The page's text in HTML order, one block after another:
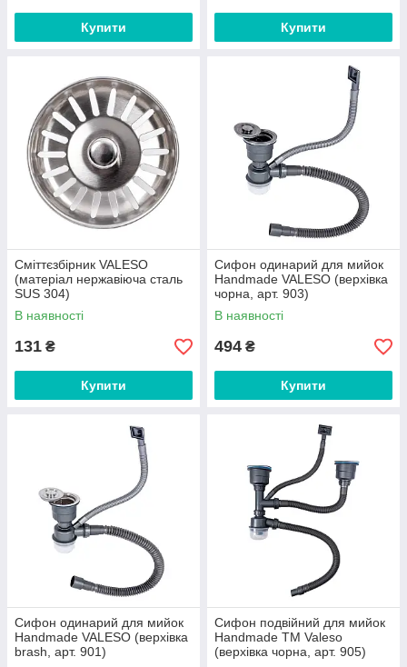
Купити Купити
Сміттєзбірник VALESO
(матеріал нержавіюча сталь
SUS 304)
В наявності
131 ₴
Купити
Сифон одинарий для мийок
Handmade VALESO (верхівка
чорна, арт. 903)
В наявності
494 ₴
Купити
Сифон одинарий для мийок
Handmade VALESO (верхівка
brash, арт. 901)
Сифон подвійний для мийок
Handmade TM Valeso
(верхівка чорна, арт. 905)